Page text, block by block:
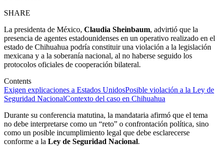
SHARE
La presidenta de México, Claudia Sheinbaum, advirtió que la
presencia de agentes estadounidenses en un operativo realizado en el
estado de Chihuahua podría constituir una violación a la legislación
mexicana y a la soberanía nacional, al no haberse seguido los
protocolos oficiales de cooperación bilateral.
Contents
Exigen explicaciones a Estados UnidosPosible violación a la Ley de
Seguridad NacionalContexto del caso en Chihuahua
Durante su conferencia matutina, la mandataria afirmó que el tema
no debe interpretarse como un “reto” o confrontación política, sino
como un posible incumplimiento legal que debe esclarecerse
conforme a la Ley de Seguridad Nacional.